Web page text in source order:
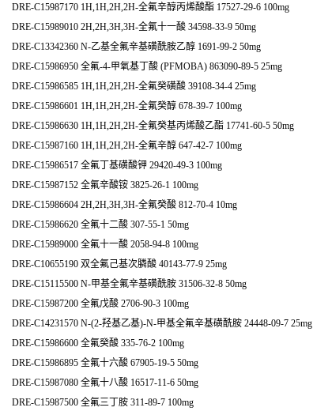
DRE-C15987170 1H,1H,2H,2H-全氟辛醇丙烯酸酯 17527-29-6 100mg
DRE-C15989010 2H,2H,3H,3H-全氟十一酸 34598-33-9 50mg
DRE-C13342360 N-乙基全氟辛基磺酰胺乙醇 1691-99-2 50mg
DRE-C15986950 全氟-4-甲氧基丁酸 (PFMOBA) 863090-89-5 25mg
DRE-C15986585 1H,1H,2H,2H-全氟癸磺酸 39108-34-4 25mg
DRE-C15986601 1H,1H,2H,2H-全氟癸醇 678-39-7 100mg
DRE-C15986630 1H,1H,2H,2H-全氟癸基丙烯酸乙酯 17741-60-5 50mg
DRE-C15987160 1H,1H,2H,2H-全氟辛醇 647-42-7 100mg
DRE-C15986517 全氟丁基磺酸钾 29420-49-3 100mg
DRE-C15987152 全氟辛酸铵 3825-26-1 100mg
DRE-C15986604 2H,2H,3H,3H-全氟癸酸 812-70-4 10mg
DRE-C15986620 全氟十二酸 307-55-1 50mg
DRE-C15989000 全氟十一酸 2058-94-8 100mg
DRE-C10655190 双全氟己基次膦酸 40143-77-9 25mg
DRE-C15115500 N-甲基全氟辛基磺酰胺 31506-32-8 50mg
DRE-C15987200 全氟戊酸 2706-90-3 100mg
DRE-C14231570 N-(2-羟基乙基)-N-甲基全氟辛基磺酰胺 24448-09-7 25mg
DRE-C15986600 全氟癸酸 335-76-2 100mg
DRE-C15986895 全氟十六酸 67905-19-5 50mg
DRE-C15987080 全氟十八酸 16517-11-6 50mg
DRE-C15987500 全氟三丁胺 311-89-7 100mg